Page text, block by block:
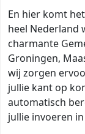
En hier komt
heel Nederland
charmante
Groningen,
wij zorgen
jullie kant op
automatisch
jullie invoeren